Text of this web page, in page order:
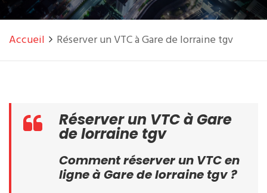
Accueil Réserver un VTC à Gare de lorraine tgv
Réserver un VTC à Gare
de lorraine tgv
Comment réserver un VTC en
ligne à Gare de lorraine tgv ?